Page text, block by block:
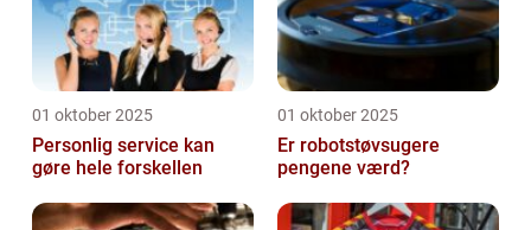
01 oktober 2025
Personlig service kan
gøre hele forskellen
01 oktober 2025
Er robotstøvsugere
pengene værd?